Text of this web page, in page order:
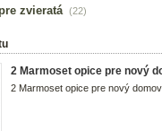
zvieratá (22)
2 Marmoset opice pre nový
2 Marmoset opice pre nový domov